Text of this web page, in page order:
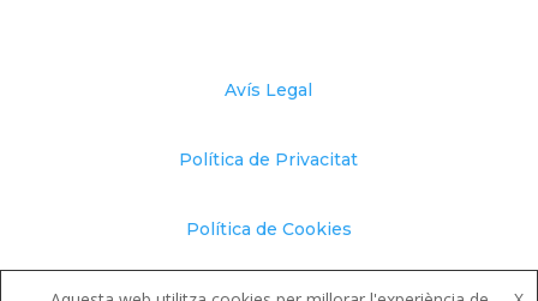
Avís Legal
Política de Privacitat
Política de Cookies